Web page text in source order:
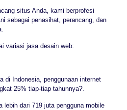
situs Anda, kami berprofesi
sebagai penasihat, perancang, dan
variasi jasa desain web:
di Indonesia, penggunaan internet
25% tiap-tiap tahunnya?.
lebih dari 719 juta pengguna mobile